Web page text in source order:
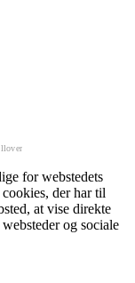
for webstedets
der har til
at vise direkte
og sociale